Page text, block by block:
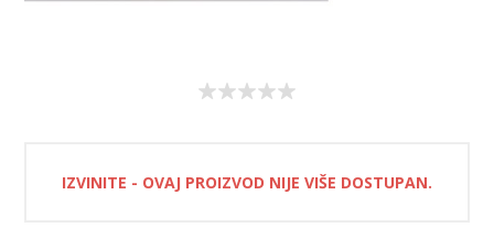
IZVINITE - OVAJ PROIZVOD NIJE VIŠE DOSTUPAN.